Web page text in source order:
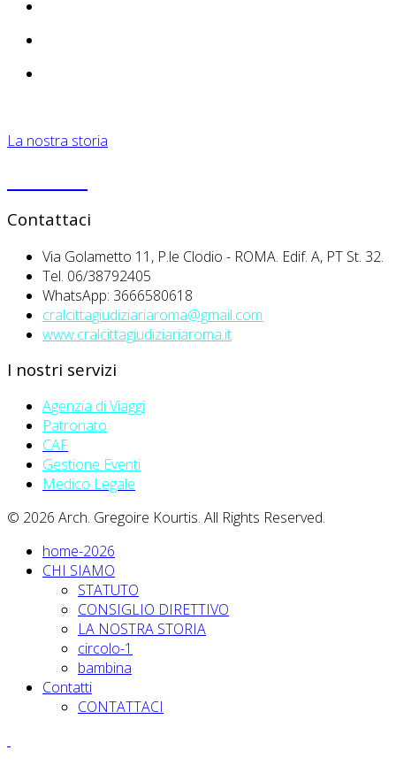
La nostra storia
Contattaci
Via Golametto 11, P.le Clodio - ROMA. Edif. A, PT St. 32.
Tel. 06/38792405
WhatsApp: 3666580618
cralcittagiudiziariaroma@gmail.com
www.cralcittagiudiziariaroma.it
I nostri servizi
Agenzia di Viaggi
Patronato
CAF
Gestione Eventi
Medico Legale
© 2026 Arch. Gregoire Kourtis. All Rights Reserved.
home-2026
CHI SIAMO
STATUTO
CONSIGLIO DIRETTIVO
LA NOSTRA STORIA
circolo-1
bambina
Contatti
CONTATTACI